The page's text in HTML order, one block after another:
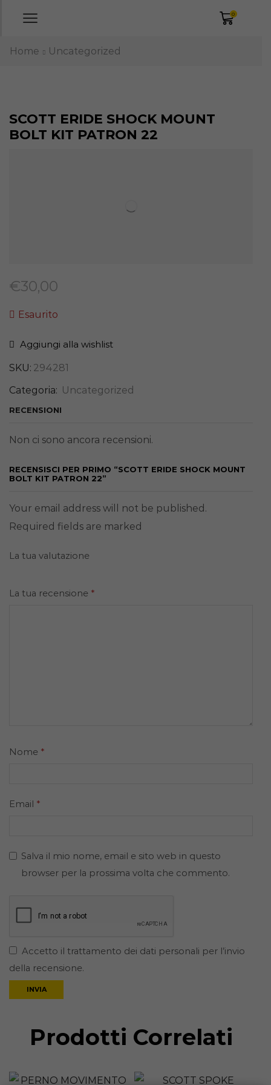
0
Home Uncategorized
SCOTT ERIDE SHOCK MOUNT
BOLT KIT PATRON 22
€30,00
Esaurito
Aggiungi alla wishlist
SKU: 294281
Categoria: Uncategorized
RECENSIONI
Non ci sono ancora recensioni.
RECENSISCI PER PRIMO “SCOTT ERIDE SHOCK MOUNT
BOLT KIT PATRON 22”
Your email address will not be published.
Required fields are marked
La tua valutazione
La tua recensione *
Nome *
Email *
Salva il mio nome, email e sito web in questo
browser per la prossima volta che commento.
Accetto il trattamento dei dati personali per l’invio
della recensione.
Prodotti Correlati